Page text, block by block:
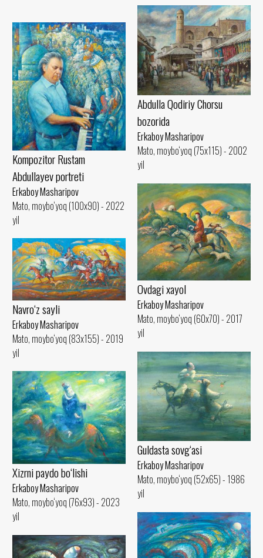
Abdulla Qodiriy Chorsu
bozorida
Erkaboy Masharipov
Mato, moybo‘yoq (75x115) - 2002
yil
Kompozitor Rustam
Abdullayev portreti
Erkaboy Masharipov
Mato, moybo‘yoq (100x90) - 2022
yil
Ovdagi xayol
Erkaboy Masharipov
Mato, moybo‘yoq (60x70) - 2017
yil
Navro‘z sayli
Erkaboy Masharipov
Mato, moybo‘yoq (83x155) - 2019
yil
Guldasta sovg‘asi
Erkaboy Masharipov
Mato, moybo‘yoq (52x65) - 1986
yil
Xizrni paydo bo‘lishi
Erkaboy Masharipov
Mato, moybo‘yoq (76x93) - 2023
yil